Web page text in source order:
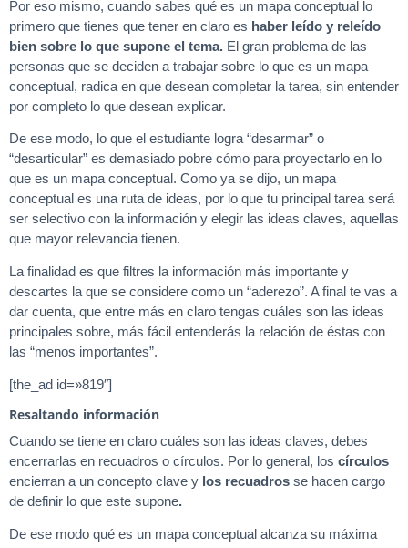
Por eso mismo, cuando sabes qué es un mapa conceptual lo
primero que tienes que tener en claro es haber leído y releído
bien sobre lo que supone el tema. El gran problema de las
personas que se deciden a trabajar sobre lo que es un mapa
conceptual, radica en que desean completar la tarea, sin entender
por completo lo que desean explicar.
De ese modo, lo que el estudiante logra “desarmar” o
“desarticular” es demasiado pobre cómo para proyectarlo en lo
que es un mapa conceptual. Como ya se dijo, un mapa
conceptual es una ruta de ideas, por lo que tu principal tarea será
ser selectivo con la información y elegir las ideas claves, aquellas
que mayor relevancia tienen.
La finalidad es que filtres la información más importante y
descartes la que se considere como un “aderezo”. A final te vas a
dar cuenta, que entre más en claro tengas cuáles son las ideas
principales sobre, más fácil entenderás la relación de éstas con
las “menos importantes”.
[the_ad id=»819″]
Resaltando información
Cuando se tiene en claro cuáles son las ideas claves, debes
encerrarlas en recuadros o círculos. Por lo general, los círculos
encierran a un concepto clave y los recuadros se hacen cargo
de definir lo que este supone.
De ese modo qué es un mapa conceptual alcanza su máxima